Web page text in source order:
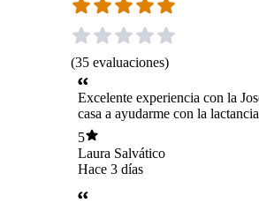
(35 evaluaciones)
Excelente experiencia con la
casa a ayudarme con la
verdadero alivio. Es muy
paciente y explica todo con
paciencia. Gracias a su ayuda
acople y quede mucho más
Se nota la vocación y el amor
5
Laura Salvático
Hace 3 días